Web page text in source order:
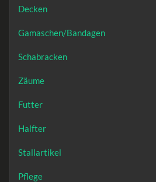
Decken
Gamaschen/Bandagen
Schabracken
Zäume
Futter
Halfter
Stallartikel
Pflege